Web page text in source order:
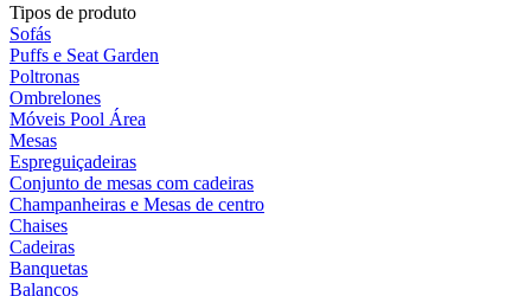
Tipos de produto
Sofás
Puffs e Seat Garden
Poltronas
Ombrelones
Móveis Pool Área
Mesas
Espreguiçadeiras
Conjunto de mesas com cadeiras
Champanheiras e Mesas de centro
Chaises
Cadeiras
Banquetas
Balanços